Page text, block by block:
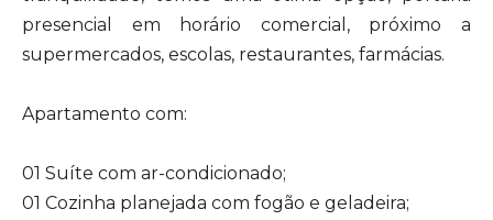
presencial em horário comercial, próximo a
supermercados, escolas, restaurantes, farmácias.
Apartamento com:
01 Suíte com ar-condicionado;
01 Cozinha planejada com fogão e geladeira;